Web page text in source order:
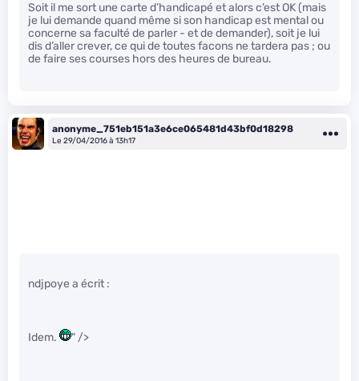
Soit il me sort une carte d’handicapé et alors c’est OK (mais
je lui demande quand même si son handicap est mental ou
concerne sa faculté de parler - et de demander), soit je lui
dis d’aller crever, ce qui de toutes facons ne tardera pas ; ou
de faire ses courses hors des heures de bureau.
anonyme_751eb151a3e6ce065481d43bf0d18298
Le 29/04/2016 à 13h17
ndjpoye a écrit :
Idem. " />